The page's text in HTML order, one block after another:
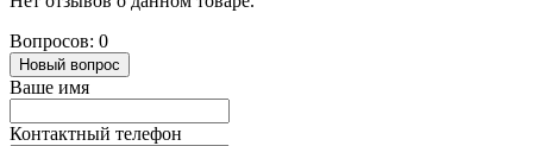
Вопросов: 0
Новый вопрос
Ваше имя
Контактный телефон